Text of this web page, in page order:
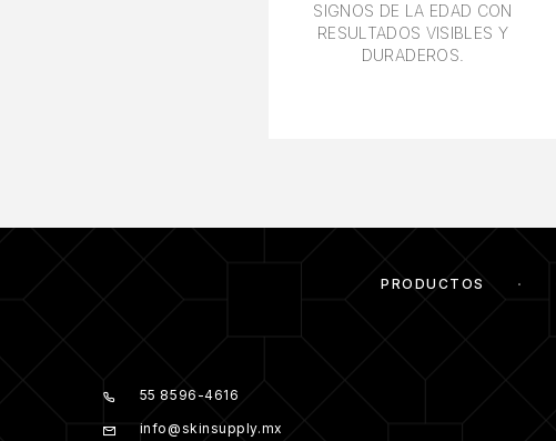
SIGNOS DE LA EDAD CON
RESULTADOS VISIBLES Y
DURADEROS.
PRODUCTOS
55 8596-4616
info@skinsupply.mx